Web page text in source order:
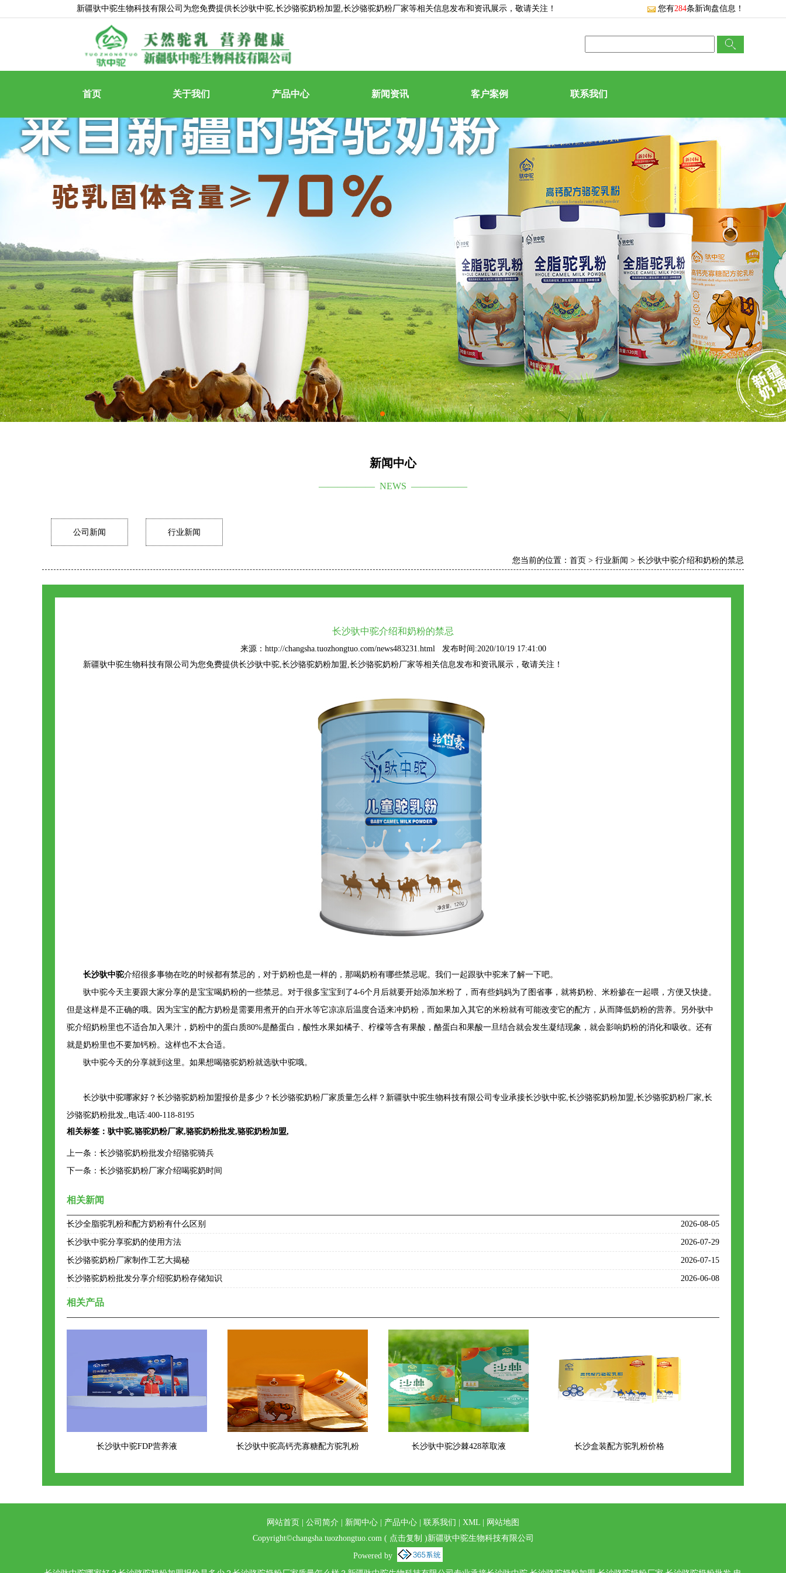
新疆驮中驼生物科技有限公司为您免费提供长沙驮中驼,长沙骆驼奶粉加盟,长沙骆驼奶粉厂家等相关信息发布和资讯展示，敬请关注！ 您有284条新询盘信息！
首页 关于我们 产品中心 新闻资讯 客户案例 联系我们
新闻中心
—————— NEWS ——————
公司新闻 行业新闻
您当前的位置： 首页 > 行业新闻 > 长沙驮中驼介绍和奶粉的禁忌
长沙驮中驼介绍和奶粉的禁忌
来源：http://changsha.tuozhongtuo.com/news483231.html 发布时间:2020/10/19 17:41:00
新疆驮中驼生物科技有限公司为您免费提供长沙驮中驼,长沙骆驼奶粉加盟,长沙骆驼奶粉厂家等相关信息发布和资讯展示，敬请关注！
长沙驮中驼介绍很多事物在吃的时候都有禁忌的，对于奶粉也是一样的，那喝奶粉有哪些禁忌呢。我们一起跟驮中驼来了解一下吧。
驮中驼今天主要跟大家分享的是宝宝喝奶粉的一些禁忌。对于很多宝宝到了4-6个月后就要开始添加米粉了，而有些妈妈为了图省事，就将奶粉、米粉掺在一起喂，方便又快捷。
但是这样是不正确的哦。因为宝宝的配方奶粉是需要用煮开的白开水等它凉凉后温度合适来冲奶粉，而如果加入其它的米粉就有可能改变它的配方，从而降低奶粉的营养。另外驮中
驼介绍奶粉里也不适合加入果汁，奶粉中的蛋白质80%是酪蛋白，酸性水果如橘子、柠檬等含有果酸，酪蛋白和果酸一旦结合就会发生凝结现象，就会影响奶粉的消化和吸收。还有
就是奶粉里也不要加钙粉。这样也不太合适。
驮中驼今天的分享就到这里。如果想喝骆驼奶粉就选驮中驼哦。
长沙驮中驼哪家好？长沙骆驼奶粉加盟报价是多少？长沙骆驼奶粉厂家质量怎么样？新疆驮中驼生物科技有限公司专业承接长沙驮中驼,长沙骆驼奶粉加盟,长沙骆驼奶粉厂家,长
沙骆驼奶粉批发,,电话:400-118-8195
相关标签： 驮中驼,骆驼奶粉厂家,骆驼奶粉批发,骆驼奶粉加盟,
上一条： 长沙骆驼奶粉批发介绍骆驼骑兵
下一条： 长沙骆驼奶粉厂家介绍喝驼奶时间
相关新闻
长沙全脂驼乳粉和配方奶粉有什么区别 2026-08-05
长沙驮中驼分享驼奶的使用方法 2026-07-29
长沙骆驼奶粉厂家制作工艺大揭秘 2026-07-15
长沙骆驼奶粉批发分享介绍驼奶粉存储知识 2026-06-08
相关产品
长沙驮中驼FDP营养液 长沙驮中驼高钙壳寡糖配方驼乳粉 长沙驮中驼沙棘428萃取液 长沙盒装配方驼乳粉价格
网站首页 公司简介 新闻中心 产品中心 联系我们 XML
网站地图
Copyright©changsha.tuozhongtuo.com( 点击复制 )新疆驮中驼生物科技有限公司
Powered by